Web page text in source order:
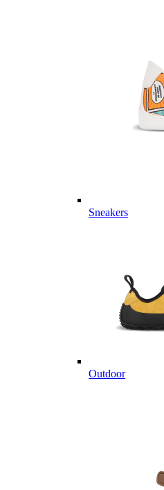
Sneakers
Outdoor